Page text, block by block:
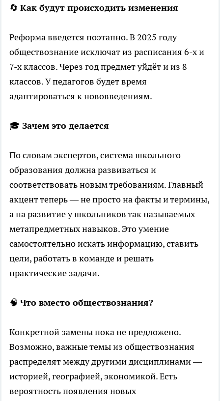
🔄 Как будут происходить изменения
Реформа введется поэтапно. В 2025 году
обществознание исключат из расписания 6-х и
7-х классов. Через год предмет уйдёт и из 8
классов. У педагогов будет время
адаптироваться к нововведениям.
🎓 Зачем это делается
По словам экспертов, система школьного
образования должна развиваться и
соответствовать новым требованиям. Главный
акцент теперь — не просто на факты и термины,
а на развитие у школьников так называемых
метапредметных навыков. Это умение
самостоятельно искать информацию, ставить
цели, работать в команде и решать
практические задачи.
🧠 Что вместо обществознания?
Конкретной замены пока не предложено.
Возможно, важные темы из обществознания
распределят между другими дисциплинами —
историей, географией, экономикой. Есть
вероятность появления новых